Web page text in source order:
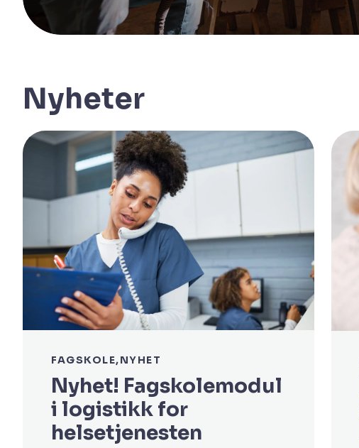
Nyheter
FAGSKOLE NYHET
Nyhet! Fagskolemodul
i logistikk for
helsetjenesten